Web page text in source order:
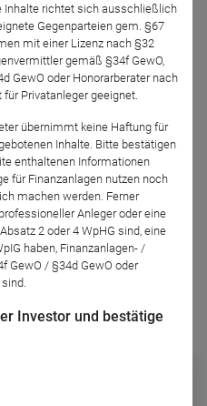
Inhalte richtet sich ausschließlich
Gegenparteien gem. §67
mit einer Lizenz nach §32
gemäß §34f GewO,
GewO oder Honorarberater nach
Privatanleger geeignet.
übernimmt keine Haftung für
Inhalte. Bitte bestätigen
enthaltenen Informationen
für Finanzanlagen nutzen noch
machen werden. Ferner
Anleger oder eine
2 oder 4 WpHG sind, eine
haben, Finanzanlagen- /
GewO / §34d GewO oder
Investor und bestätige